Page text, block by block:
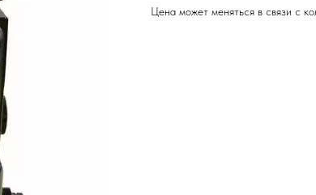
Цена может меняться в связи с